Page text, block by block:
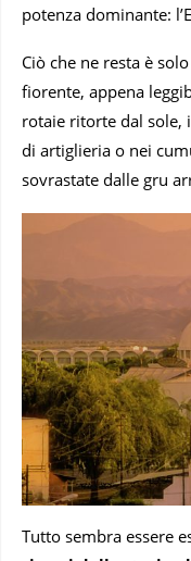
potenza dominante:
Ciò che ne resta è
fiorente, appena
rotaie ritorte dal sole,
di artiglieria o nei
sovrastate dalle gru
Tutto sembra essere